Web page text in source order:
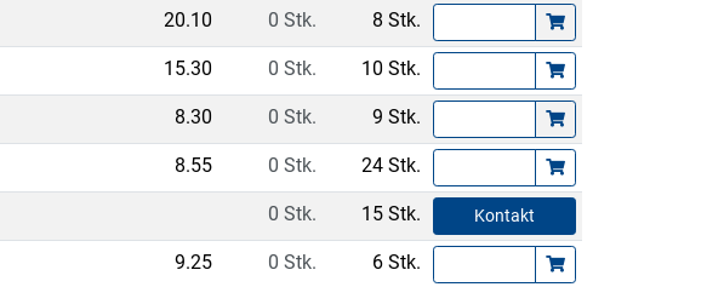
20.10 0 Stk. 8 Stk.
15.30 0 Stk. 10 Stk.
8.30 0 Stk. 9 Stk.
8.55 0 Stk. 24 Stk.
0 Stk. 15 Stk. Kontakt
9.25 0 Stk. 6 Stk.